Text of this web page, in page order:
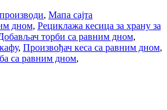
, Мапа сајта
дном, Рециклажа кесица за храну за
торби са равним дном,
, Произвођач кеса са равним дном,
са равним дном,